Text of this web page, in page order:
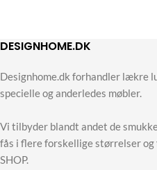
DESIGNHOME.DK
Designhome.dk forhandler lækre
specielle og anderledes møbler.
Vi tilbyder blandt andet de
fås i flere forskellige størrelser og
SHOP.